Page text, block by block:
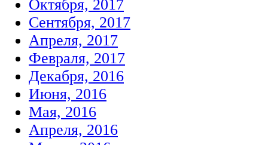
Октября, 2017
Сентября, 2017
Апреля, 2017
Февраля, 2017
Декабря, 2016
Июня, 2016
Мая, 2016
Апреля, 2016